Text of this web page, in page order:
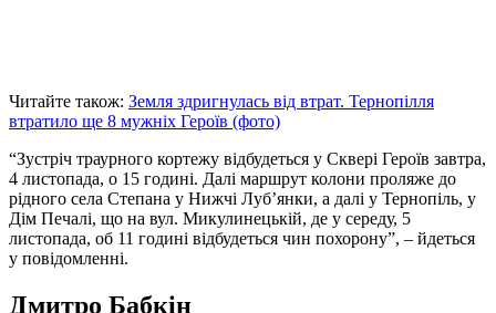
Читайте також: Земля здригнулась від втрат. Тернопілля
втратило ще 8 мужніх Героїв (фото)
“Зустріч траурного кортежу відбудеться у Сквері Героїв завтра,
4 листопада, о 15 годині. Далі маршрут колони проляже до
рідного села Степана у Нижчі Луб’янки, а далі у Тернопіль, у
Дім Печалі, що на вул. Микулинецькій, де у середу, 5
листопада, об 11 годині відбудеться чин похорону”, – йдеться
у повідомленні.
Дмитро Бабкін